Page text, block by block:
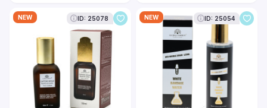
NEW ID: 25078 NEW ID: 25054